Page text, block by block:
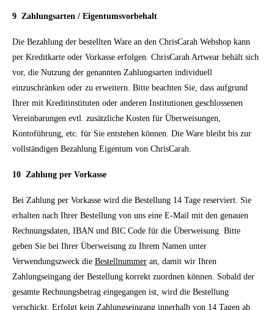
9 Zahlungsarten / Eigentumsvorbehalt
Die Bezahlung der bestellten Ware an den ChrisCarah Webshop kann
per Kreditkarte oder Vorkasse erfolgen. ChrisCarah Artwear behält sich
vor, die Nutzung der genannten Zahlungsarten individuell
einzuschränken oder zu erweitern. Bitte beachten Sie, dass aufgrund
Ihrer mit Kreditinstituten oder anderen Institutionen geschlossenen
Vereinbarungen evtl. zusätzliche Kosten für Überweisungen,
Kontoführung, etc. für Sie entstehen können. Die Ware bleibt bis zur
vollständigen Bezahlung Eigentum von ChrisCarah.
10 Zahlung per Vorkasse
Bei Zahlung per Vorkasse wird die Bestellung 14 Tage reserviert. Sie
erhalten nach Ihrer Bestellung von uns eine E-Mail mit den genauen
Rechnungsdaten, IBAN und BIC Code für die Überweisung. Bitte
geben Sie bei Ihrer Überweisung zu Ihrem Namen unter
Verwendungszweck die Bestellnummeran, damit wir Ihren
Zahlungseingang der Bestellung korrekt zuordnen können. Sobald der
gesamte Rechnungsbetrag eingegangen ist, wird die Bestellung
verschickt. Erfolgt kein Zahlungseingang innerhalb von 14 Tagen ab